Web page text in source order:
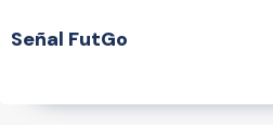
Señal FutGo